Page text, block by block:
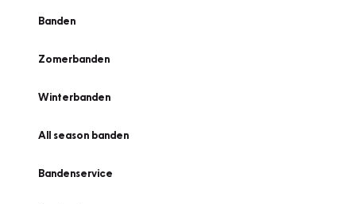
Banden
Zomerbanden
Winterbanden
All season banden
Bandenservice